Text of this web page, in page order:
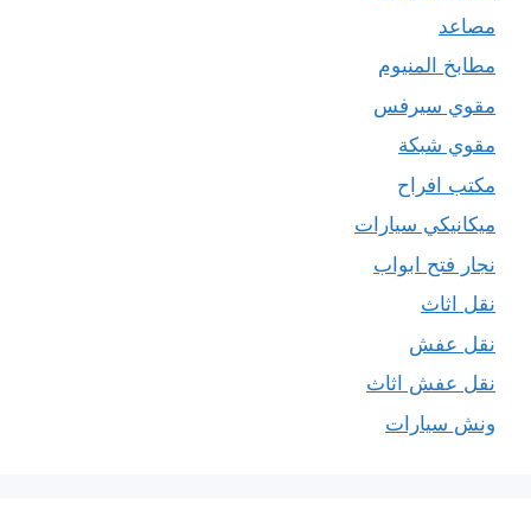
مصاعد
مطابخ المنيوم
مقوي سيرفس
مقوي شبكة
مكتب افراح
ميكانيكي سيارات
نجار فتح ابواب
نقل اثاث
نقل عفش
نقل عفش اثاث
ونش سيارات